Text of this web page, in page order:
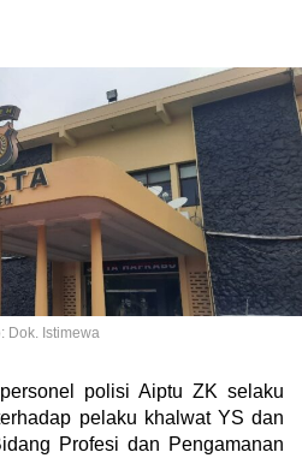
Dok. Istimewa
polisi Aiptu ZK selaku
pelaku khalwat YS dan
Profesi dan Pengamanan